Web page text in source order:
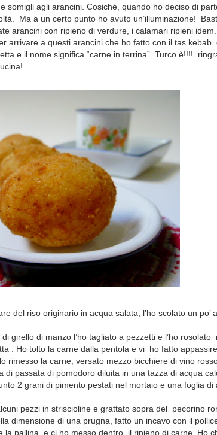
somigli agli arancini. Cosichè, quando ho deciso di
Ma a un certo punto ho avuto un’illuminazione!
arancini con ripieno di verdure, i calamari ripieni
arrivare a questi arancini che ho fatto con il tas kebab
e il nome significa “carne in terrina”. Turco è!!!!
del riso originario in acqua salata, l’ho scolato un po’
girello di manzo l’ho tagliato a pezzetti e l’ho rosolato
. Ho tolto la carne dalla pentola e vi ho fatto
rimesso la carne, versato mezzo bicchiere di vino
di passata di pomodoro diluita in una tazza di acqua
2 grani di pimento pestati nel mortaio e una foglia di
pezzi in striscioline e grattato sopra del pecorino
dimensione di una prugna, fatto un incavo con il
la pallina e ci ho messo dentro il ripieno di carne. Ho